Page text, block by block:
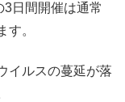
3日間開催は通常
す。
イルスの蔓延が落